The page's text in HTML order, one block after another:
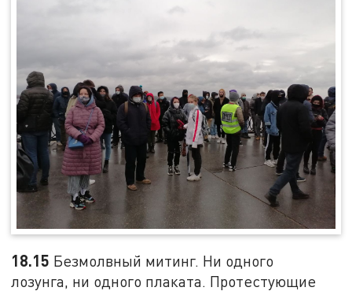
18.15 Безмолвный митинг. Ни одного
лозунга, ни одного плаката. Протестующие